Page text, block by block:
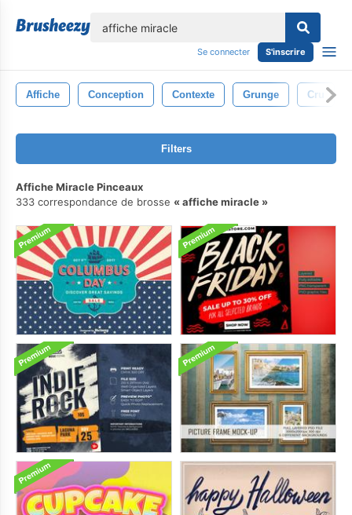
Se connecter S'inscrire
Affiche Conception Contexte Grunge Cru
Filters
Affiche Miracle Pinceaux
333 correspondance de brosse
affiche miracle